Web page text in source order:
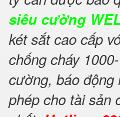
siêu cường
két sắt cao cấp
chống cháy
cường, báo động
phép cho tài sản